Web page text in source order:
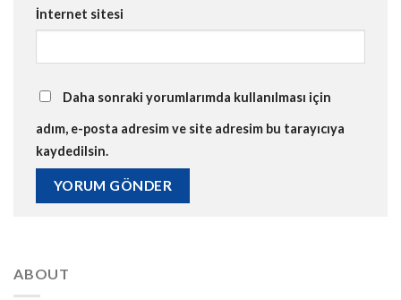
İnternet sitesi
Daha sonraki yorumlarımda kullanılması için
adım, e-posta adresim ve site adresim bu tarayıcıya
kaydedilsin.
ABOUT